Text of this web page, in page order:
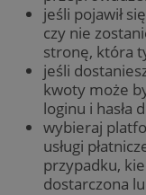
jeśli pojawił
czy nie
stronę, która
jeśli
kwoty może
loginu i hasła
wybieraj
usługi
przypadku,
dostarczona